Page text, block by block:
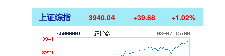
上证综指 3940.04 +39.68 +1.02%